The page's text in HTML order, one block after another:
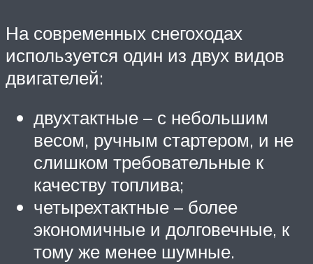
На современных снегоходах
используется один из двух видов
двигателей:
двухтактные – с небольшим
весом, ручным стартером, и не
слишком требовательные к
качеству топлива;
четырехтактные – более
экономичные и долговечные, к
тому же менее шумные.